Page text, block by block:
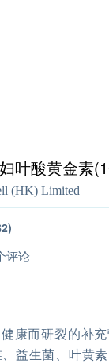
叶酸黄金素
(HK) Limited
评论
康而研裂的补
益生菌、叶黄